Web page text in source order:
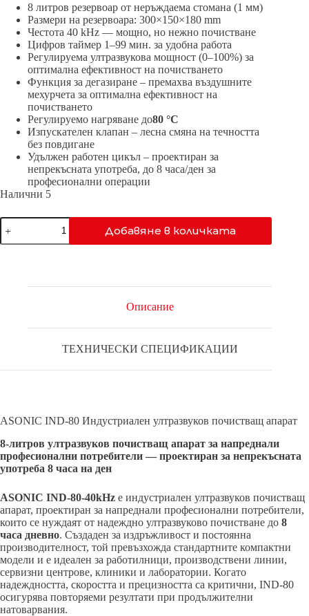
8 литров резервоар от неръждаема стомана (1 мм)
Размери на резервоара: 300×150×180 mm
Честота 40 kHz — мощно, но нежно почистване
Цифров таймер 1–99 мин. за удобна работа
Регулируема ултразвукова мощност (0–100%) за
оптимална ефективност на почистването
Функция за дегазиране – премахва въздушните
мехурчета за оптимална ефективност на
почистването
Регулируемо нагряване до80 °C
Изпускателен клапан – лесна смяна на течността
без повдигане
Удължен работен цикъл – проектиран за
непрекъсната употреба, до 8 часа/ден за
професионални операции
Налични 5
количество
за
IND-
Добавяне в количката
Описание
ТЕХНИЧЕСКИ СПЕЦИФИКАЦИИ
ASONIC IND-80 Индустриален ултразвуков почистващ апарат
8-литров ултразвуков почистващ апарат за напреднали
професионални потребители — проектиран за непрекъсната
употреба 8 часа на ден
ASONIC IND-80-40kHz е индустриален ултразвуков почистващ
апарат, проектиран за напреднали професионални потребители,
които се нуждаят от надеждно ултразвуково почистване до 8
часа дневно. Създаден за издръжливост и постоянна
производителност, той превъзхожда стандартните компактни
модели и е идеален за работилници, производствени линии,
сервизни центрове, клиники и лаборатории. Когато
надеждността, скоростта и прецизността са критични, IND-80
осигурява повторяеми резултати при продължителни
натоварвания.